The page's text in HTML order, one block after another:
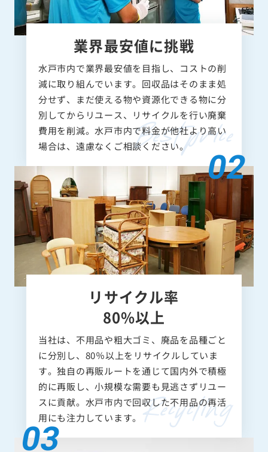
業界最安値に挑戦
水戸市内で業界最安値を目指し、コストの削
減に取り組んでいます。回収品はそのまま処
分せず、まだ使える物や資源化できる物に分
別してからリユース、リサイクルを行い廃棄
費用を削減。水戸市内で料金が他社より高い
場合は、遠慮なくご相談ください。
リサイクル率
80%以上
当社は、不用品や粗大ゴミ、廃品を品種ごと
に分別し、80％以上をリサイクルしていま
す。独自の再販ルートを通じて国内外で積極
的に再販し、小規模な需要も見逃さずリユー
スに貢献。水戸市内で回収した不用品の再活
用にも注力しています。